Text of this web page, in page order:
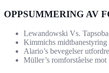
OPPSUMMERING AV
Lewandowski Vs.
Kimmichs midtbanestyring
Alario’s bevegelser
Müller’s romforståelse